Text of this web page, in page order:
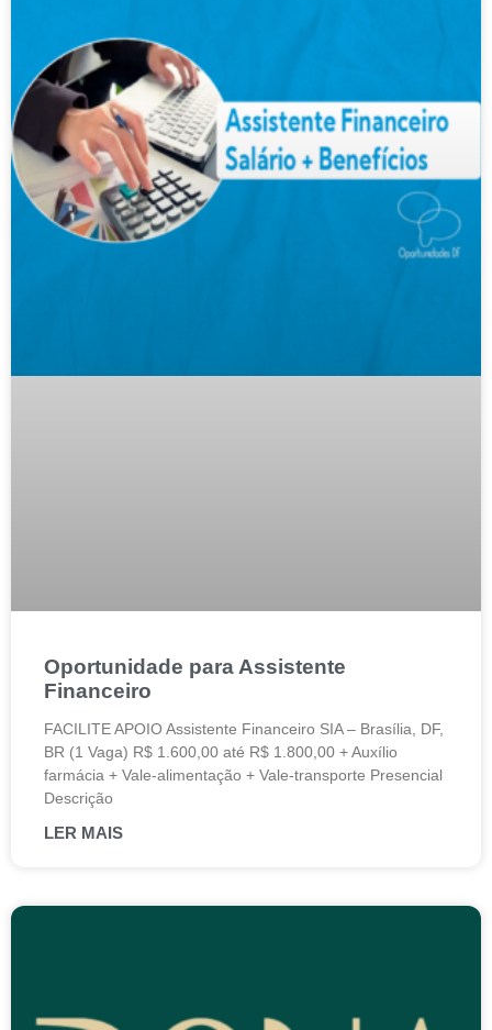
Oportunidade para Assistente
Financeiro
FACILITE APOIO Assistente Financeiro SIA – Brasília, DF,
BR (1 Vaga) R$ 1.600,00 até R$ 1.800,00 + Auxílio
farmácia + Vale-alimentação + Vale-transporte Presencial
Descrição
LER MAIS